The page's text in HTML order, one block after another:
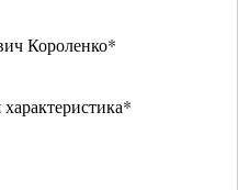
Короленко*